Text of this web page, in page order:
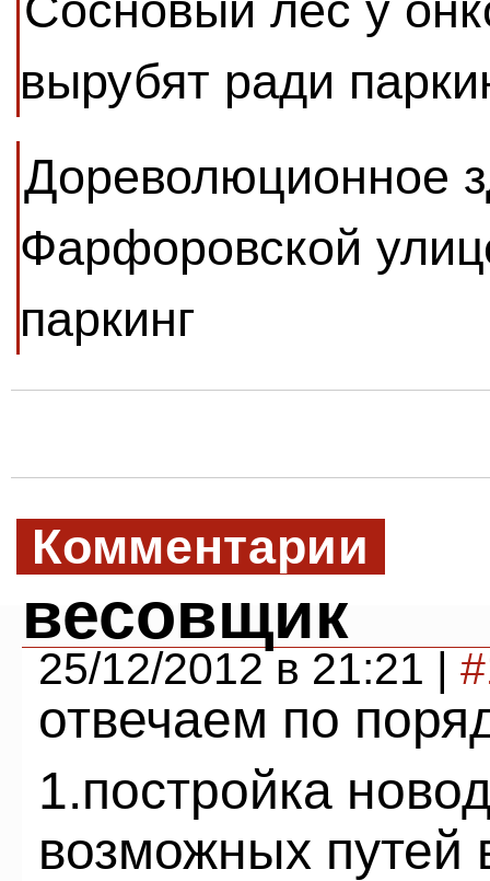
вырубят ради
Дореволюционное
Фарфоровской
паркинг
Комментарии
весовщик
25/12/2012 в 21:21 |
отвечаем по
1.постройка
возможных путей